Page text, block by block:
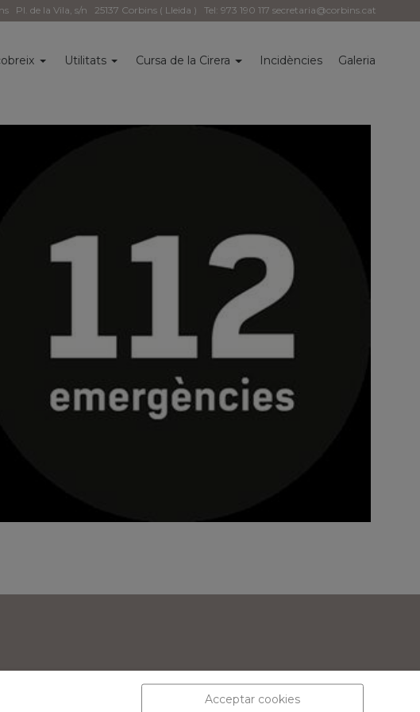
Pl. de la Vila, s/n 25137 Corbins ( Lleida ) Tel: 973 190 117 secretaria@corbins.cat
Utilitats Cursa de la Cirera Incidències Galeria
Acceptar cookies